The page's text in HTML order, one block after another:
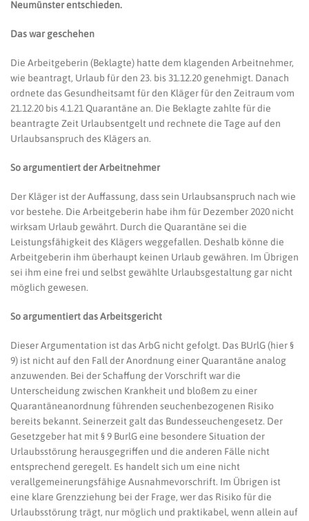
Neumünster entschieden.
Das war geschehen
Die Arbeitgeberin (Beklagte) hatte dem klagenden Arbeitnehmer,
wie beantragt, Urlaub für den 23. bis 31.12.20 genehmigt. Danach
ordnete das Gesundheitsamt für den Kläger für den Zeitraum vom
21.12.20 bis 4.1.21 Quarantäne an. Die Beklagte zahlte für die
beantragte Zeit Urlaubsentgelt und rechnete die Tage auf den
Urlaubsanspruch des Klägers an.
So argumentiert der Arbeitnehmer
Der Kläger ist der Auffassung, dass sein Urlaubsanspruch nach wie
vor bestehe. Die Arbeitgeberin habe ihm für Dezember 2020 nicht
wirksam Urlaub gewährt. Durch die Quarantäne sei die
Leistungsfähigkeit des Klägers weggefallen. Deshalb könne die
Arbeitgeberin ihm überhaupt keinen Urlaub gewähren. Im Übrigen
sei ihm eine frei und selbst gewählte Urlaubsgestaltung gar nicht
möglich gewesen.
So argumentiert das Arbeitsgericht
Dieser Argumentation ist das ArbG nicht gefolgt. Das BUrlG (hier §
9) ist nicht auf den Fall der Anordnung einer Quarantäne analog
anzuwenden. Bei der Schaffung der Vorschrift war die
Unterscheidung zwischen Krankheit und bloßem zu einer
Quarantäneanordnung führenden seuchenbezogenen Risiko
bereits bekannt. Seinerzeit galt das Bundesseuchengesetz. Der
Gesetzgeber hat mit § 9 BurlG eine besondere Situation der
Urlaubsstörung herausgegriffen und die anderen Fälle nicht
entsprechend geregelt. Es handelt sich um eine nicht
verallgemeinerungsfähige Ausnahmevorschrift. Im Übrigen ist
eine klare Grenzziehung bei der Frage, wer das Risiko für die
Urlaubsstörung trägt, nur möglich und praktikabel, wenn allein auf